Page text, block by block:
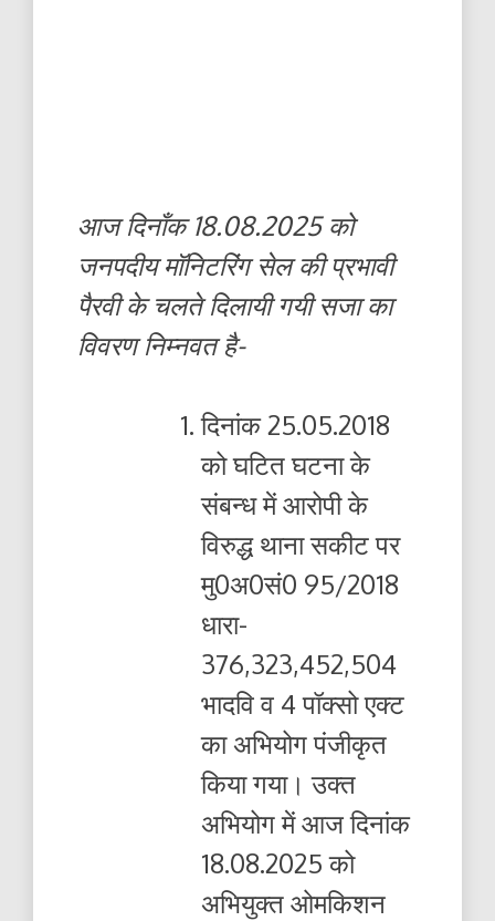
आज दिनाँक 18.08.2025 को
जनपदीय मॉनिटरिंग सेल की प्रभावी
पैरवी के चलते दिलायी गयी सजा का
विवरण निम्नवत है-
दिनांक 25.05.2018
को घटित घटना के
संबन्ध में आरोपी के
विरुद्ध थाना सकीट पर
मु0अ0सं0 95/2018
धारा-
376,323,452,504
भादवि व 4 पॉक्सो एक्ट
का अभियोग पंजीकृत
किया गया। उक्त
अभियोग में आज दिनांक
18.08.2025 को
अभियुक्त ओमकिशन